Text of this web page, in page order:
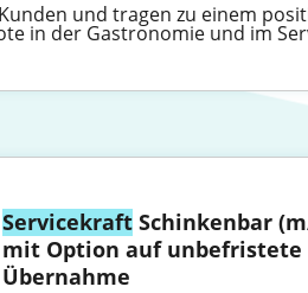
und tragen zu einem
in der Gastronomie und im
Servicekraft Schinkenbar
mit Option auf unbefristete
Übernahme